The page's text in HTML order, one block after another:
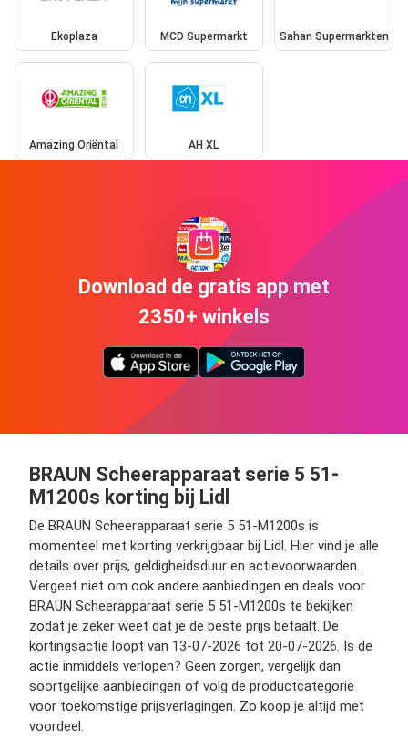
Ekoplaza MCD Supermarkt Sahan Supermarkten
Amazing Oriëntal AH XL
Download de gratis app met
2350+ winkels
BRAUN Scheerapparaat serie 5 51-
M1200s korting bij Lidl
De BRAUN Scheerapparaat serie 5 51-M1200s is
momenteel met korting verkrijgbaar bij Lidl. Hier vind je alle
details over prijs, geldigheidsduur en actievoorwaarden.
Vergeet niet om ook andere aanbiedingen en deals voor
BRAUN Scheerapparaat serie 5 51-M1200s te bekijken
zodat je zeker weet dat je de beste prijs betaalt. De
kortingsactie loopt van 13-07-2026 tot 20-07-2026. Is de
actie inmiddels verlopen? Geen zorgen, vergelijk dan
soortgelijke aanbiedingen of volg de productcategorie
voor toekomstige prijsverlagingen. Zo koop je altijd met
voordeel.